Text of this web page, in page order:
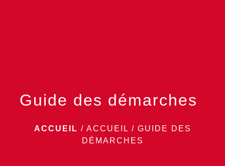
Guide des démarches
ACCUEIL / ACCUEIL / GUIDE DES
DÉMARCHES